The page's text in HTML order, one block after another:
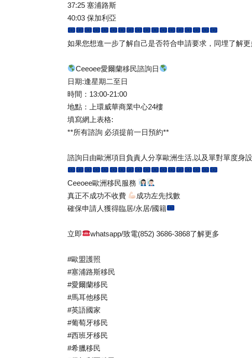
37:25 塞浦路斯
40:03 保加利亞
如果您想進一步了解自己是否符合申請要求，同埋了解
Ceeoee愛爾蘭移民諮詢日
日期:逢星期二至日
時間：13:00-21:00
地點：上環威華商業中心24樓
填寫網上表格:
**所有諮詢 必須提前一日預約**
諮詢日由歐洲項目負責人分享歐洲生活,以及單對單度身
Ceeoee歐洲移民服務
真正不成功不收費
成功左先找數
確保申請人獲得臨居/永居/國籍
立即 whatsapp/致電(852) 3686-3868了解更多
#歐盟護照
#塞浦路斯移民
#愛爾蘭移民
#馬耳他移民
#英語國家
#葡萄牙移民
#西班牙移民
#希臘移民